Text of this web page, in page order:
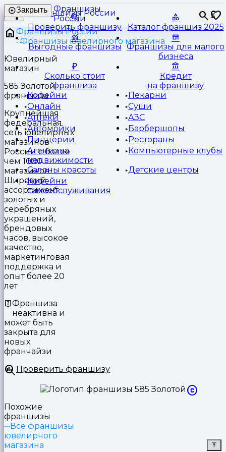
Франшизы
России
⏳
Закрыть
Проверить франшизу Каталог франшиз 2025
Выгодные франшизы Франшизы для малого
бизнеса
Сколько стоит
франшиза
Кредит
на франшизу
Кофейни
Пекарни
Онлайн
Суши
Аптеки
АЗС
Автомойки
Барбершопы
Пиццерии
Рестораны
Агентства
недвижимости
Компьютерные клубы
Салоны красоты
Детские центры
Кофейни
самообслуживания
Франшизы России
Франшизы ювелирного магазина
Ювелирный
магазин
585 Золотой
франшиза
Крупнейшая
федеральная
сеть ювелирных
магазинов
России с более
чем 1000
магазинов.
Широкий
ассортимент
золотых и
серебряных
украшений,
брендовых
часов, высокое
качество,
маркетинговая
поддержка и
опыт более 20
лет
Франшиза
неактивна и
может быть
закрыта для
новых
франчайзи
Проверить франшизу
Похожие
франшизы
Все франшизы
ювелирного
магазина